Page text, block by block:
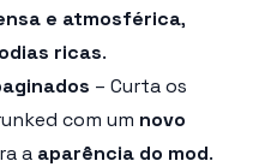
e atmosférica,
ricas.
– Curta os
com um novo
a aparência do mod.